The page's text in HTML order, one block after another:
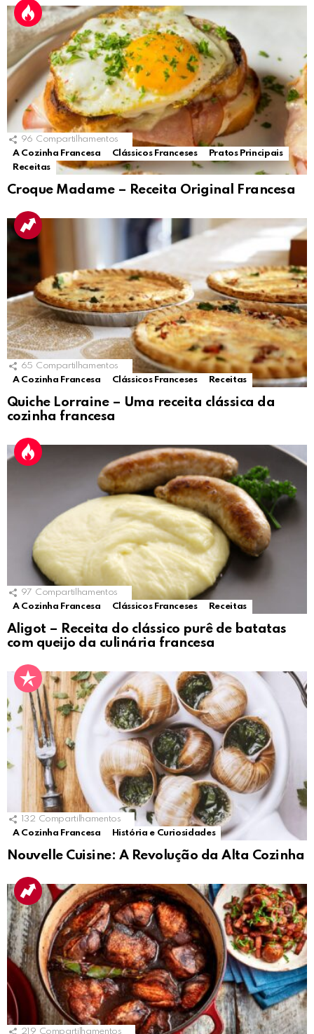
96 Compartilhamentos
A Cozinha Francesa
Clássicos Franceses
Pratos Principais
Receitas
Croque Madame – Receita Original Francesa
65 Compartilhamentos
A Cozinha Francesa
Clássicos Franceses Receitas
Quiche Lorraine – Uma receita clássica da
cozinha francesa
97 Compartilhamentos
A Cozinha Francesa
Clássicos Franceses Receitas
Aligot – Receita do clássico purê de batatas
com queijo da culinária francesa
132 Compartilhamentos
A Cozinha Francesa
História e Curiosidades
Nouvelle Cuisine: A Revolução da Alta Cozinha
219 Compartilhamentos